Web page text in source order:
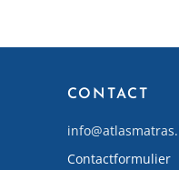
CONTACT
Contactformulier